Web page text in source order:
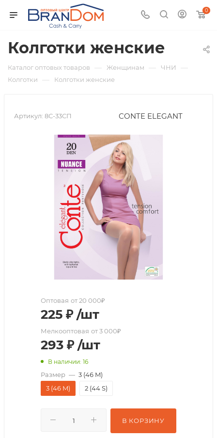
0
Колготки женские
Каталог оптовых товаров — Женщинам — ЧНИ —
Колготки — Колготки женские
Артикул: 8С-33СП CONTE ELEGANT
Оптовая от 20 000₽
225 ₽ /шт
Мелкооптовая от 3 000₽
293 ₽ /шт
В наличии: 16
Размер — 3 (46 M)
3 (46 M)
2 (44 S)
В КОРЗИНУ